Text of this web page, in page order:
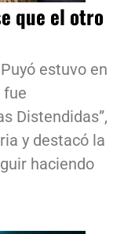
que el otro
estuvo en
fue
Distendidas”,
y destacó la
haciendo